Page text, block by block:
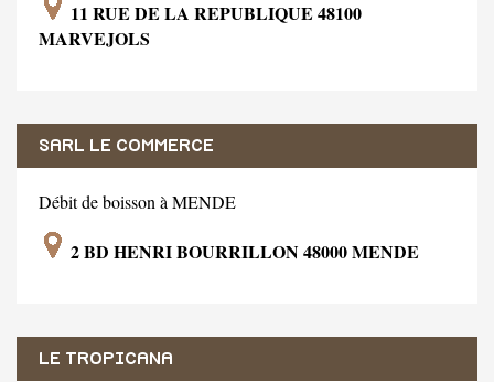
11 RUE DE LA REPUBLIQUE 48100
MARVEJOLS
SARL LE COMMERCE
Débit de boisson à MENDE
2 BD HENRI BOURRILLON 48000 MENDE
LE TROPICANA